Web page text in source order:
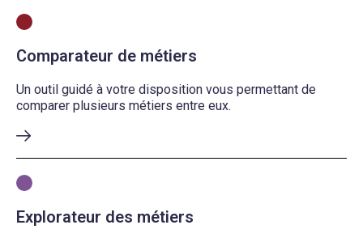
Comparateur de métiers
Un outil guidé à votre disposition vous permettant de
comparer plusieurs métiers entre eux.
Explorateur des métiers